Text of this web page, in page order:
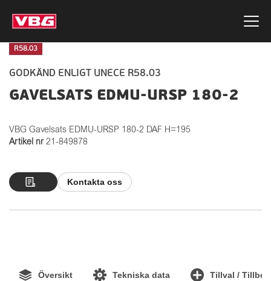
R58.03
GODKÄND ENLIGT UNECE R58.03
GAVELSATS EDMU-URSP 180-2
VBG Gavelsats EDMU-URSP 180-2 DAF H=195
Artikel nr 21-849878
Kontakta oss
Översikt Tekniska data Tillval /